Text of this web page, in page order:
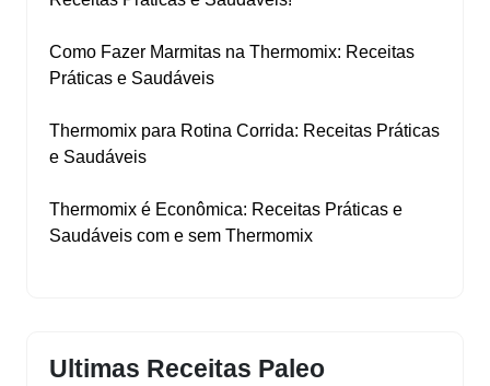
Como Fazer Marmitas na Thermomix: Receitas
Práticas e Saudáveis
Thermomix para Rotina Corrida: Receitas Práticas
e Saudáveis
Thermomix é Econômica: Receitas Práticas e
Saudáveis com e sem Thermomix
Ultimas Receitas Paleo